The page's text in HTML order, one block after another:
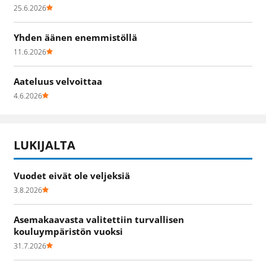
25.6.2026
Yhden äänen enemmistöllä
11.6.2026
Aateluus velvoittaa
4.6.2026
LUKIJALTA
Vuodet eivät ole veljeksiä
3.8.2026
Asemakaavasta valitettiin turvallisen
kouluympäristön vuoksi
31.7.2026